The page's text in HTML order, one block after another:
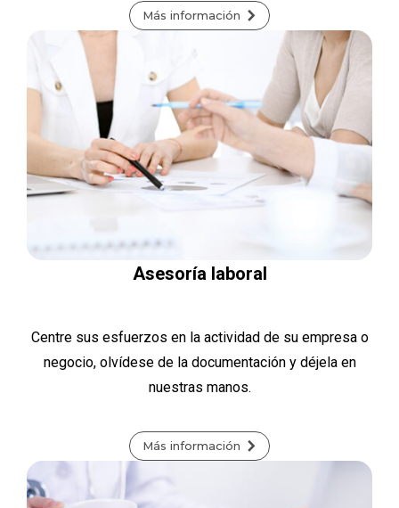
Más información
Asesoría laboral
Centre sus esfuerzos en la actividad de su empresa o
negocio, olvídese de la documentación y déjela en
nuestras manos.
Más información